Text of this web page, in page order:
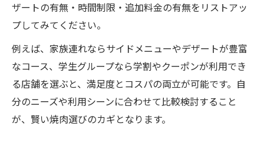
ザートの有無・時間制限・追加料金の有無をリストアッ
プしてみてください。
例えば、家族連れならサイドメニューやデザートが豊富
なコース、学生グループなら学割やクーポンが利用でき
る店舗を選ぶと、満足度とコスパの両立が可能です。自
分のニーズや利用シーンに合わせて比較検討すること
が、賢い焼肉選びのカギとなります。